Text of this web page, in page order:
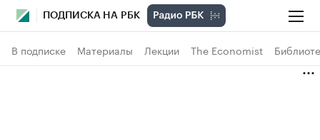
ПОДПИСКА НА РБК
В подписке Материалы Лекции The Economist